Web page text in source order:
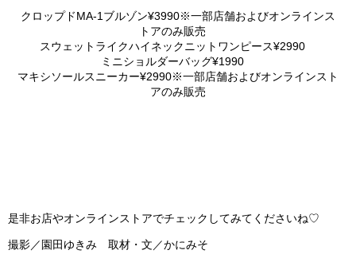
クロップドMA-1ブルゾン¥3990※一部店舗およびオンラインス
トアのみ販売
スウェットライクハイネックニットワンピース¥2990
ミニショルダーバッグ¥1990
マキシソールスニーカー¥2990※一部店舗およびオンラインスト
アのみ販売
是非お店やオンラインストアでチェックしてみてくださいね♡
撮影／園田ゆきみ 取材・文／かにみそ